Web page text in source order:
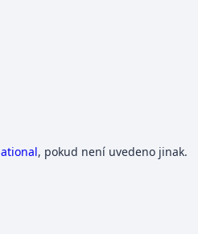
, pokud není uvedeno jinak.